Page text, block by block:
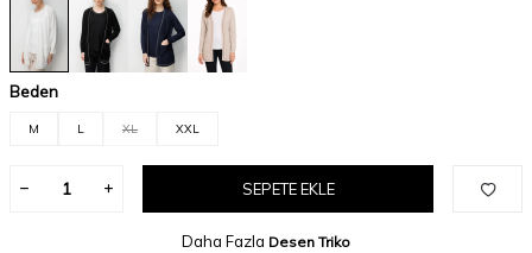
Beden
M L XL XXL
SEPETE EKLE
Daha Fazla Desen Triko